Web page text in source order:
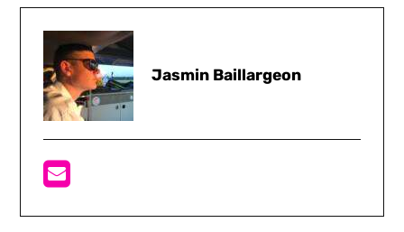
Jasmin Baillargeon